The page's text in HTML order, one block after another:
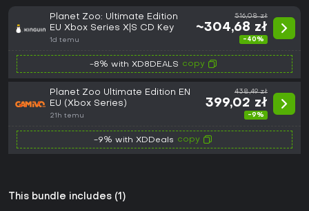
Planet Zoo: Ultimate Edition
EU Xbox Series X|S CD Key
1d temu
516,08 zł
~304,68 zł
-40%
-8% with XD8DEALS copy
Planet Zoo Ultimate Edition EN
EU (Xbox Series)
21h temu
438,49 zł
399,02 zł
-9%
-9% with XDDeals copy
This bundle includes (1)